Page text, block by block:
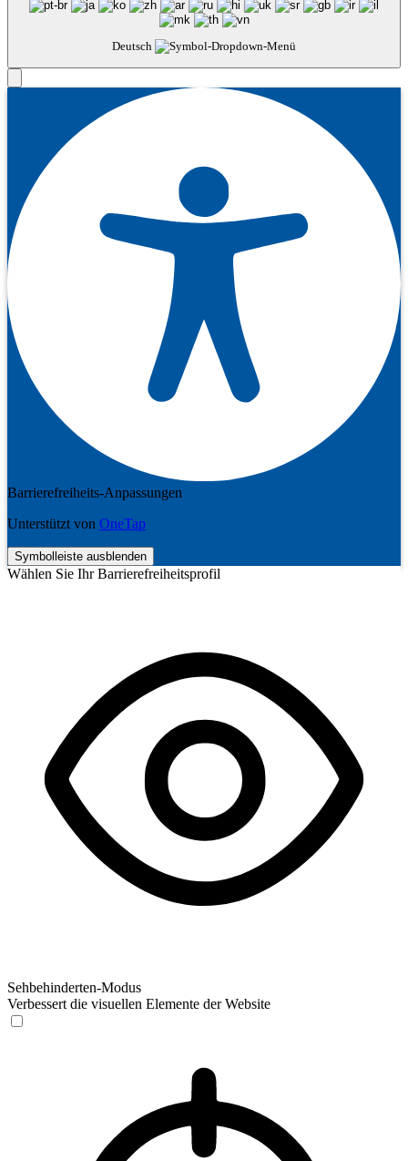
Deutsch
Barrierefreiheits-Anpassungen
Unterstützt von OneTap
Symbolleiste ausblenden
Wählen Sie Ihr Barrierefreiheitsprofil
Sehbehinderten-Modus
Verbessert die visuellen Elemente der Website